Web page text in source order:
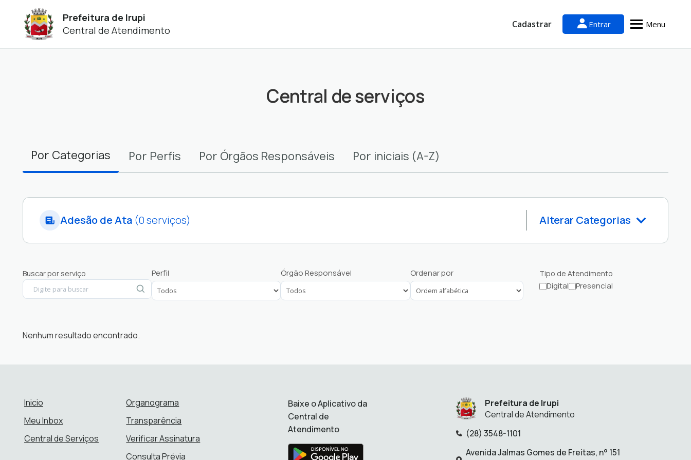
Prefeitura de Irupi
Central de Atendimento
Cadastrar Entrar Menu
Central de serviços
Por Categorias Por Perfis Por Órgãos Responsáveis Por iniciais (A-Z)
Adesão de Ata (0 serviços) Alterar Categorias
Auxílios
Controle Interno - Ouvidoria e Pedidos de Informação
Licenciamento Ambiental
Protocolo Geral
Buscar por serviço Perfil Órgão Responsável Ordenar por Tipo de Atendimento
Digital
Filtrar
Presencial
Filtrar
Nenhum resultado encontrado.
Inicio
Meu Inbox
Central de Serviços
Organograma
Transparência
Verificar Assinatura
Consulta Prévia
Baixe o Aplicativo da
Central de
Atendimento
Prefeitura de Irupi
Central de Atendimento
Telefone:
(28) 3548-1101
Avenida Jalmas Gomes de Freitas, n° 151